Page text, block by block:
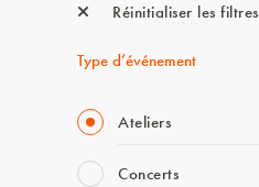
Réinitialiser les filtres
Type d’événement
Ateliers
Concerts